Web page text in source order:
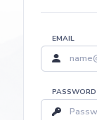
EMAIL
PASSWORD